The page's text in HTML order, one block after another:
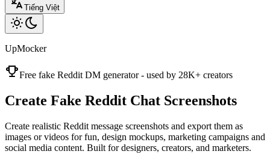
Tiếng Việt
UpMocker
Free fake Reddit DM generator - used by 28K+ creators
Create Fake Reddit Chat Screenshots
Create realistic Reddit message screenshots and export them as
images or videos for fun, design mockups, marketing campaigns and
social media content. Built for designers, creators, and marketers.